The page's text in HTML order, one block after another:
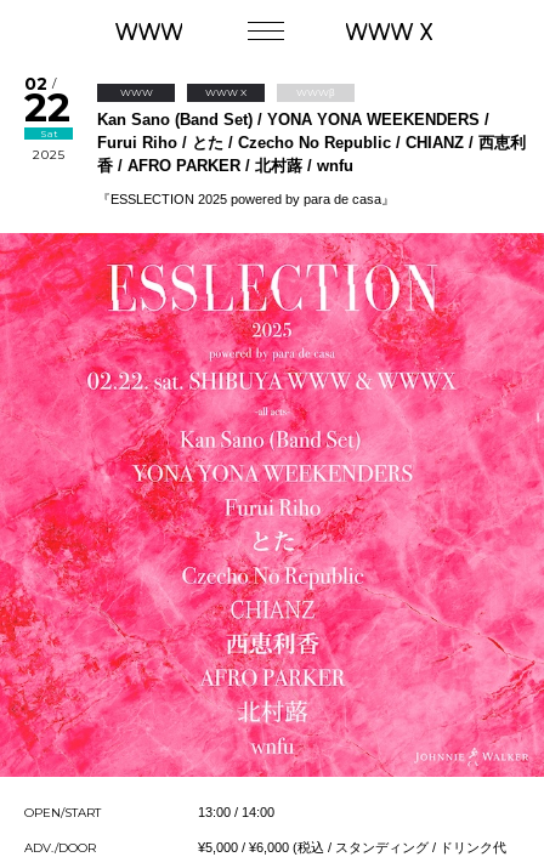
02 /
22
Sat
2025
WWW WWW X WWWβ
Kan Sano (Band Set) / YONA YONA WEEKENDERS /
Furui Riho / とた / Czecho No Republic / CHIANZ / 西恵利
香 / AFRO PARKER / 北村蕗 / wnfu
『ESSLECTION 2025 powered by para de casa』
OPEN/START 13:00 / 14:00
ADV./DOOR
¥5,000 / ¥6,000 (税込 / スタンディング / ドリンク代